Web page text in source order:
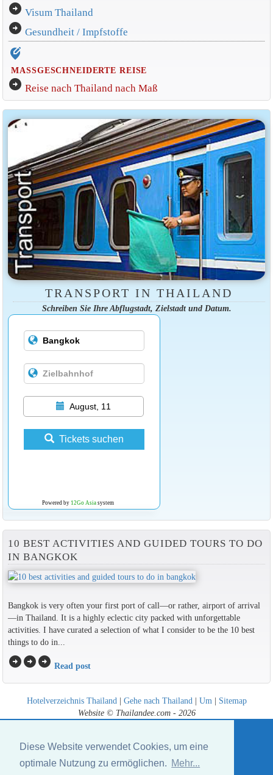
Diese Website verwendet Cookies, um eine
optimale Nutzung zu ermöglichen. Mehr...
arrow_circle_right Visum Thailand
arrow_circle_right Gesundheit / Impfstoffe
edit_location_alt
MASSGESCHNEIDERTE REISE
arrow_circle_right Reise nach Thailand nach Maß
TRANSPORT IN THAILAND
Schreiben Sie Ihre Abflugstadt, Zielstadt und Datum.
August, 11
Tickets suchen
Powered by 12Go Asiasystem
10 BEST ACTIVITIES AND GUIDED TOURS TO DO
IN BANGKOK
Bangkok is very often your first port of call—or rather, airport of arrival
—in Thailand. It is a highly eclectic city packed with unforgettable
activities. I have curated a selection of what I consider to be the 10 best
things to do in...
arrow_circle_rightarrow_circle_rightarrow_circle_right Read post
Hotelverzeichnis Thailand| Gehe nach Thailand| Um| Sitemap
Website © Thailandee.com - 2026